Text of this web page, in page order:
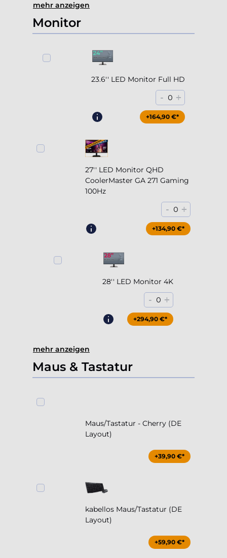
mehr anzeigen
Monitor
23.6'' LED Monitor Full HD
- 0 +
+164,90 €*
27'' LED Monitor QHD
CoolerMaster GA 271 Gaming
100Hz
- 0 +
+204,90 €*
+134,90 €*
28'' LED Monitor 4K
- 0 +
+294,90 €*
mehr anzeigen
Maus & Tastatur
Maus/Tastatur - Cherry (DE
Layout)
+39,90 €*
kabellos Maus/Tastatur (DE
Layout)
+59,90 €*